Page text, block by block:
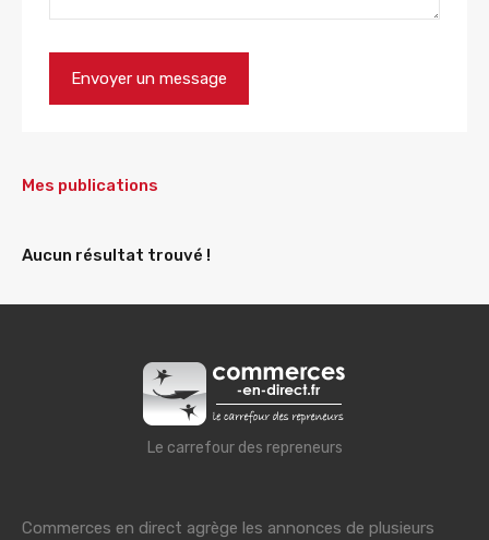
Mes publications
Aucun résultat trouvé !
Le carrefour des repreneurs
Commerces en direct agrège les annonces de plusieurs